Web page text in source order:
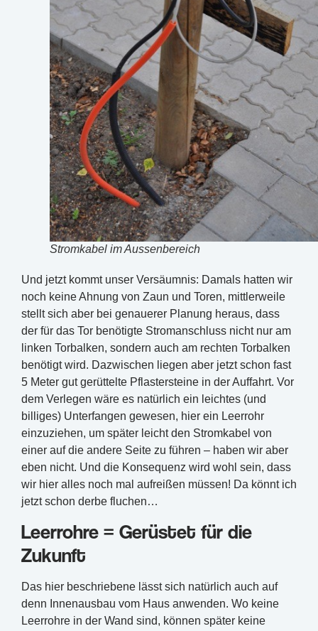
Stromkabel im Aussenbereich
Und jetzt kommt unser Versäumnis: Damals hatten wir
noch keine Ahnung von Zaun und Toren, mittlerweile
stellt sich aber bei genauerer Planung heraus, dass
der für das Tor benötigte Stromanschluss nicht nur am
linken Torbalken, sondern auch am rechten Torbalken
benötigt wird. Dazwischen liegen aber jetzt schon fast
5 Meter gut gerüttelte Pflastersteine in der Auffahrt. Vor
dem Verlegen wäre es natürlich ein leichtes (und
billiges) Unterfangen gewesen, hier ein Leerrohr
einzuziehen, um später leicht den Stromkabel von
einer auf die andere Seite zu führen – haben wir aber
eben nicht. Und die Konsequenz wird wohl sein, dass
wir hier alles noch mal aufreißen müssen! Da könnt ich
jetzt schon derbe fluchen…
Leerrohre = Gerüstet für die
Zukunft
Das hier beschriebene lässt sich natürlich auch auf
denn Innenausbau vom Haus anwenden. Wo keine
Leerrohre in der Wand sind, können später keine